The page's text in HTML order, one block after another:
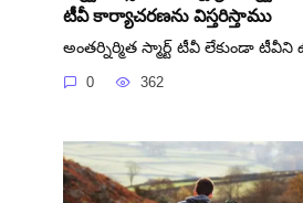
టీవీ కార్యాచరణను విస్తరిస్తాము
అంతర్నిర్మిత స్మార్ట్ టీవీ లేకుండా
0 362